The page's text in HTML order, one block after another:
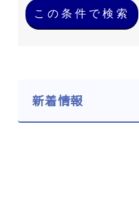
この条件で検索
新着情報